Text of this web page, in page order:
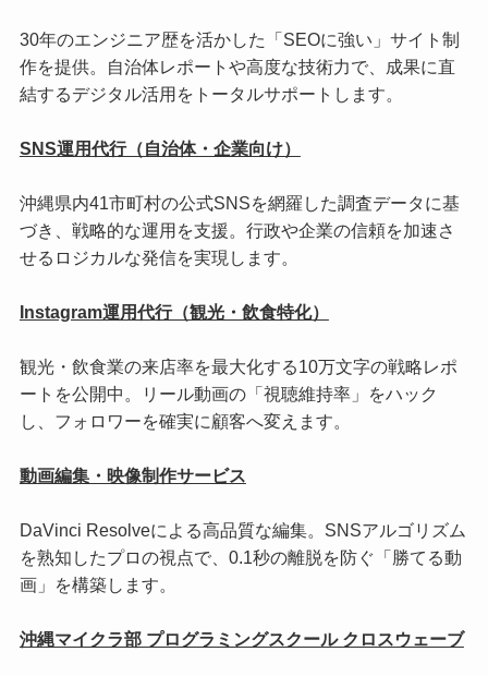
30年のエンジニア歴を活かした「SEOに強い」サイト制
作を提供。自治体レポートや高度な技術力で、成果に直
結するデジタル活用をトータルサポートします。
SNS運用代行（自治体・企業向け）
沖縄県内41市町村の公式SNSを網羅した調査データに基
づき、戦略的な運用を支援。行政や企業の信頼を加速さ
せるロジカルな発信を実現します。
Instagram運用代行（観光・飲食特化）
観光・飲食業の来店率を最大化する10万文字の戦略レポ
ートを公開中。リール動画の「視聴維持率」をハック
し、フォロワーを確実に顧客へ変えます。
動画編集・映像制作サービス
DaVinci Resolveによる高品質な編集。SNSアルゴリズム
を熟知したプロの視点で、0.1秒の離脱を防ぐ「勝てる動
画」を構築します。
沖縄マイクラ部 プログラミングスクール クロスウェーブ